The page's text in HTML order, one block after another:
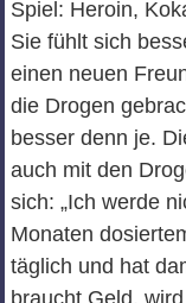
Spiel: Heroin,
Sie fühlt sich
einen neuen
die Drogen
besser denn je.
auch mit den
sich: „Ich werde
Monaten
täglich und hat